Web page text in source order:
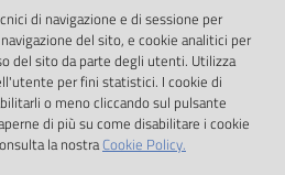
dalla direttiva
e dal d.lgs. 36/2006
di navigazione e di sessione per
del sito, e cookie analitici per
del sito da parte degli utenti. Utilizza
per fini statistici. I cookie di
o meno cliccando sul pulsante
di più su come disabilitare i cookie
la nostraCookie Policy.